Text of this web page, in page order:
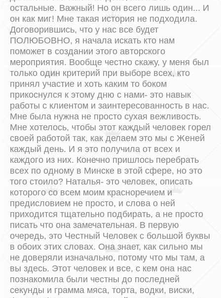
остальные. Важный! Но он всего лишь один... И
он как миг! Мне такая история не подходила.
Договорившись, что у нас все будет
ПОЛЮБОВНО, я начала искать кто нам
поможет в создании этого авторского
мероприятия. Вообще честно скажу, у меня был
только один критерий при выборе всех, кто
принял участие и хоть каким то боком
прикоснулся к этому дню с нами- это навык
работы с клиентом и заинтересованность в нас.
Мне была нужна не просто сухая вежливость.
Мне хотелось, чтобы этот каждый человек горел
своей работой так, как делаем это мы с Женей
каждый день. И я это получила от всех и
каждого из них. Конечно пришлось перебрать
всех по одному в Минске в этой сфере, но это
того стоило? Наталья- это человек, описать
которого со всем моим красноречием и
предисловием не просто, и слова о ней
приходится тщательно подбирать, а не просто
писать что она замечательная. В первую
очередь, это Честный Человек с большой буквы
в обоих этих словах. Она знает, как сильно мы
не доверяли изначально, потому что мы там, а
вы здесь. Этот человек и все, с кем она нас
познакомила были честны до последней
секунды и грамма мяса, торта, водки, виски,